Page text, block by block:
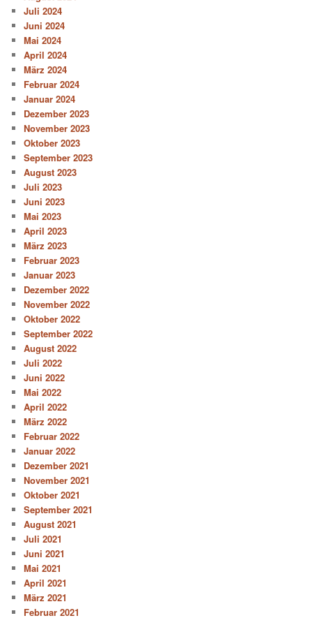
Juli 2024
Juni 2024
Mai 2024
April 2024
März 2024
Februar 2024
Januar 2024
Dezember 2023
November 2023
Oktober 2023
September 2023
August 2023
Juli 2023
Juni 2023
Mai 2023
April 2023
März 2023
Februar 2023
Januar 2023
Dezember 2022
November 2022
Oktober 2022
September 2022
August 2022
Juli 2022
Juni 2022
Mai 2022
April 2022
März 2022
Februar 2022
Januar 2022
Dezember 2021
November 2021
Oktober 2021
September 2021
August 2021
Juli 2021
Juni 2021
Mai 2021
April 2021
März 2021
Februar 2021